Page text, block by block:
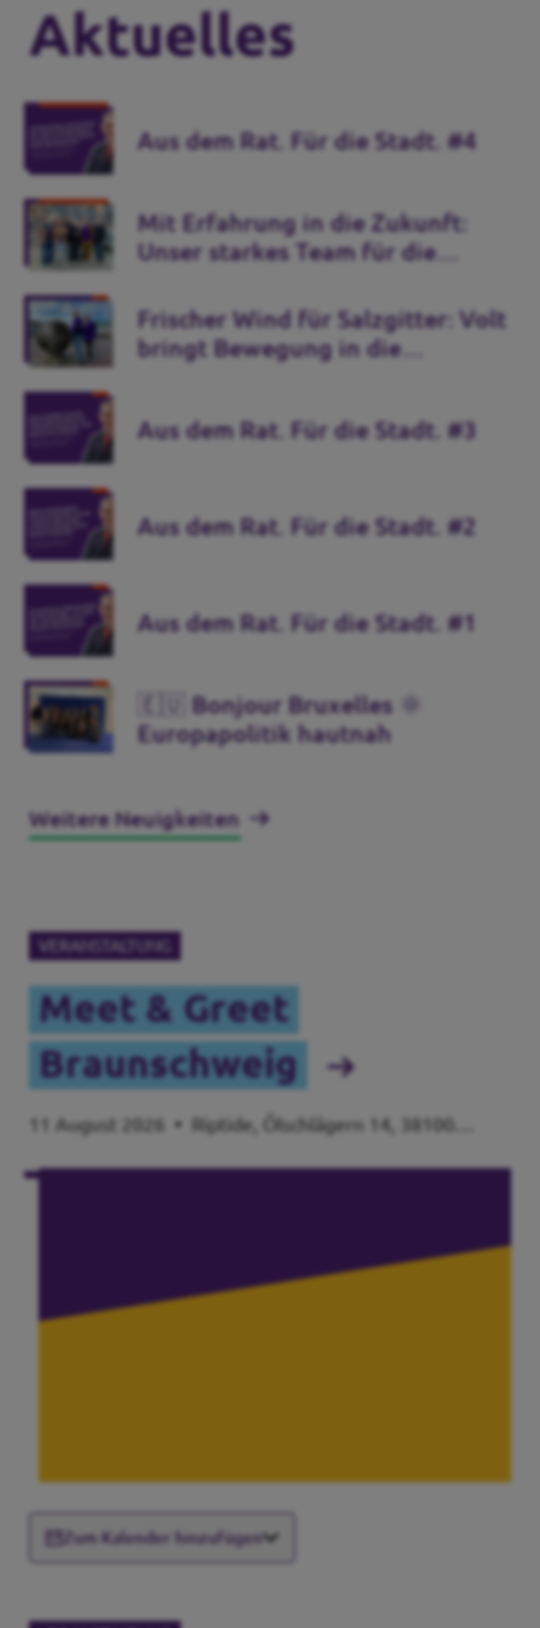
Aktuelles
Aus dem Rat. Für die Stadt. #4
Mit Erfahrung in die Zukunft:
Unser starkes Team für die
Frischer Wind für Salzgitter: Volt
bringt Bewegung in die
Aus dem Rat. Für die Stadt. #3
Aus dem Rat. Für die Stadt. #2
Aus dem Rat. Für die Stadt. #1
🇪🇺 Bonjour Bruxelles 🌞
Europapolitik hautnah
Weitere Neuigkeiten
VERANSTALTUNG
Meet & Greet
Braunschweig
11 August 2026 •
Riptide, Ölschlägern 14, 38100
Zum Kalender hinzufügen